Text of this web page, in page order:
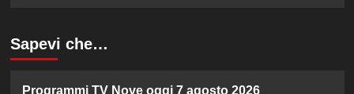
Sapevi che…
Programmi TV Nove oggi 7 agosto 2026